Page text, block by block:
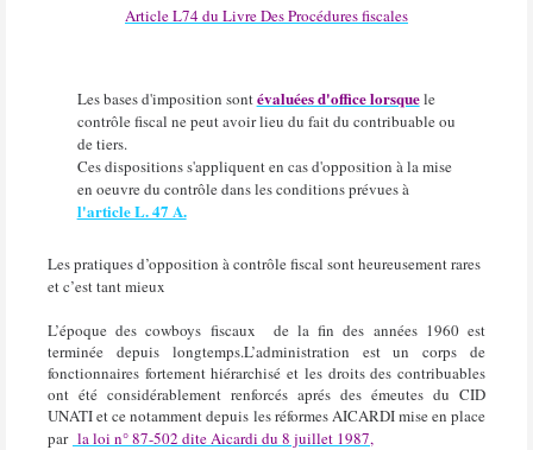
Article L74 du Livre Des Procédures fiscales
Les bases d'imposition sontévaluées d'office lorsquele
contrôle fiscal ne peut avoir lieu du fait du contribuable ou
de tiers.
Ces dispositions s'appliquent en cas d'opposition à la mise
en oeuvre du contrôle dans les conditions prévues à
l'article L. 47 A.
Les pratiques d’opposition à contrôle fiscal sont heureusement rares
et c’est tant mieux
L’époque des cowboys fiscaux
de la fin des années 1960 est
terminée depuis longtemps.L’administration est un corps de
fonctionnaires fortement hiérarchisé et les droits des contribuables
ont été considérablement renforcés aprés des émeutes du CID
UNATI et ce notamment depuis les réformes AICARDI mise en place
par la loi n° 87-502 dite Aicardi du 8 juillet 1987,